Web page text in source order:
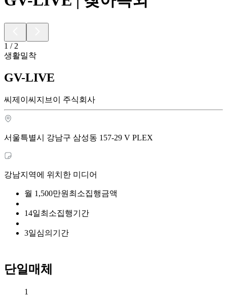
1 / 2
생활밀착
GV-LIVE
씨제이씨지브이 주식회사
서울특별시 강남구 삼성동 157-29 V PLEX
강남지역에 위치한 미디어
월 1,500만원 최소집행금액
14일최소집행기간
3일심의기간
단일매체
1